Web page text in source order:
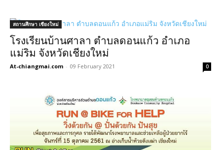
สถานศึกษา เชียงใหม่
โรงเรียนบ้านศาลา ตำบลดอนแก้ว อำเภอ
แม่ริม จังหวัดเชียงใหม่
At-chiangmai.com - 09 February 2021 0